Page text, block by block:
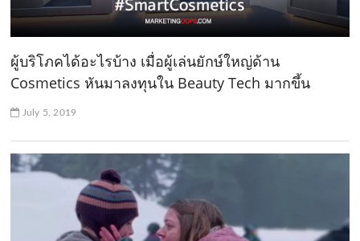
ผู้บริโภคได้อะไรบ้าง เมื่อผู้เล่นยักษ์ใหญ่ด้าน
Cosmetics หันมาลงทุนใน Beauty Tech มากขึ้น
July 5, 2019